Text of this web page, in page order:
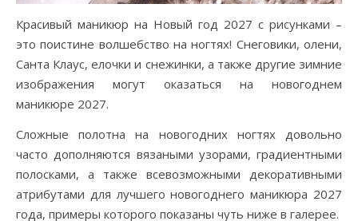
Красивый маникюр на Новый год 2027 с рисунками –
это поистине волшебство на ногтях! Снеговики, олени,
Санта Клаус, елочки и снежинки, а также другие зимние
изображения могут оказаться на новогоднем
маникюре 2027.
Сложные полотна на новогодних ногтях довольно
часто дополняются вязаными узорами, градиентными
полосками, а также всевозможными декоративными
атрибутами для лучшего новогоднего маникюра 2027
года, примеры которого показаны чуть ниже в галерее.